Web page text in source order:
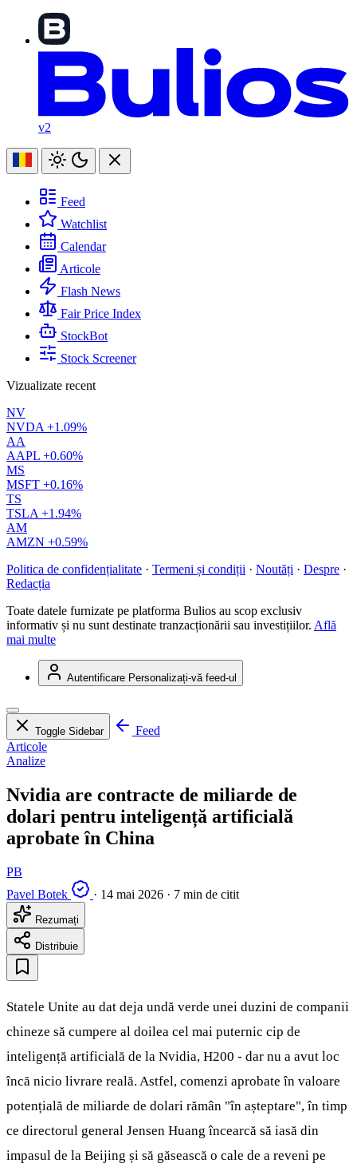
v2
Feed
Watchlist
Calendar
Articole
Flash News
Fair Price Index
StockBot
Stock Screener
Vizualizate recent
NV
NVDA +1.09%
AA
AAPL +0.60%
MS
MSFT +0.16%
TS
TSLA +1.94%
AM
AMZN +0.59%
Politica de confidențialitate · Termeni și condiții · Noutăți · Despre ·
Redacția
Toate datele furnizate pe platforma Bulios au scop exclusiv
informativ și nu sunt destinate tranzacționării sau investițiilor. Află
mai multe
Autentificare Personalizați-vă feed-ul
Toggle Sidebar
Feed
Articole
Analize
Nvidia are contracte de miliarde de
dolari pentru inteligență artificială
aprobate în China
PB
Pavel Botek
· 14 mai 2026 · 7 min de citit
Rezumați
Distribuie
Statele Unite au dat deja undă verde unei duzini de companii
chineze să cumpere al doilea cel mai puternic cip de
inteligență artificială de la Nvidia, H200 - dar nu a avut loc
încă nicio livrare reală. Astfel, comenzi aprobate în valoare
potențială de miliarde de dolari rămân "în așteptare", în timp
ce directorul general Jensen Huang încearcă să iasă din
impasul de la Beijing și să găsească o cale de a reveni pe